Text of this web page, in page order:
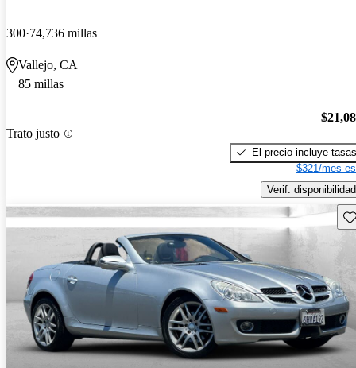
300 74,736 millas
Vallejo, CA
85 millas
Trato justo
El precio incluye tasas
$321/mes
Verif. disponibilidad